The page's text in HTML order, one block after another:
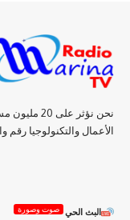
نحن نؤثر
الأعمال والتكنولوجيا
البث الحي صوت وصورة